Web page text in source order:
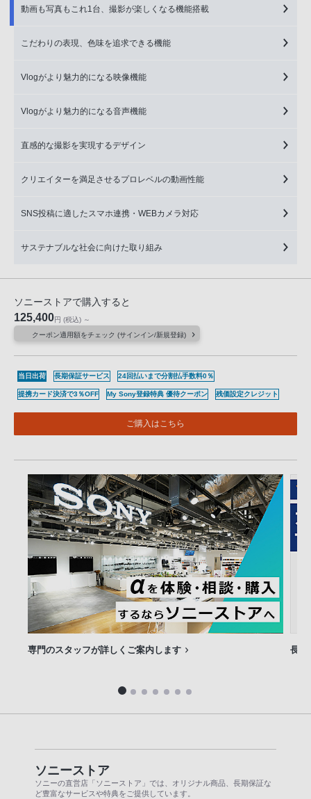
動画も写真もこれ1台、撮影が楽しくなる機能搭載
こだわりの表現、色味を追求できる機能
Vlogがより魅力的になる映像機能
Vlogがより魅力的になる音声機能
直感的な撮影を実現するデザイン
クリエイターを満足させるプロレベルの動画性能
SNS投稿に適したスマホ連携・WEBカメラ対応
サステナブルな社会に向けた取り組み
ソニーストアで購入すると
125,400円 (税込) ～
クーポン適用額をチェック (サインイン/新規登録)
当日出荷 長期保証サービス 24回払いまで分割払手数料0％
提携カード決済で3％OFF My Sony登録特典 優待クーポン 残価設定クレジット
ご購入はこちら
専門のスタッフが詳しくご案内します 長期
ソニーストア
ソニーの直営店「ソニーストア」では、オリジナル商品、長期保証な
ど豊富なサービスや特典をご提供しています。